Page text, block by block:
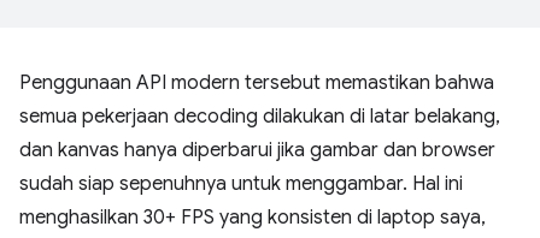
Penggunaan API modern tersebut memastikan bahwa
semua pekerjaan decoding dilakukan di latar belakang,
dan kanvas hanya diperbarui jika gambar dan browser
sudah siap sepenuhnya untuk menggambar. Hal ini
menghasilkan 30+ FPS yang konsisten di laptop saya,